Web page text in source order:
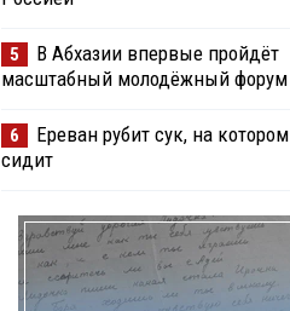
5
В Абхазии впервые пройдёт
масштабный молодёжный форум
6
Ереван рубит сук, на котором
сидит